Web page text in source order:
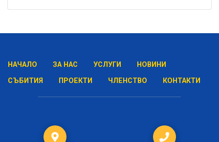
НАЧАЛО ЗА НАС УСЛУГИ
НОВИНИ
СЪБИТИЯ
ПРОЕКТИ ЧЛЕНСТВО КОНТАКТИ